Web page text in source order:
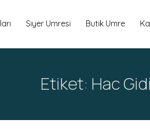
Siyer Umresi Butik Umre
Etiket: Hac